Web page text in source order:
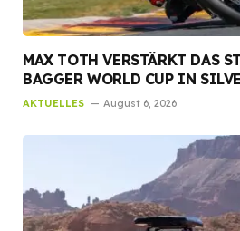
MAX TOTH VERSTÄRKT DAS
BAGGER WORLD CUP IN
AKTUELLES August 6, 2026